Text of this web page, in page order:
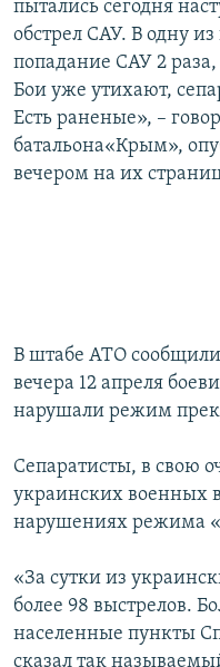
ELIFBE
УКРАИНСКАЯ ПРОБЛЕМА
Все сайты RFE/RL
пытались сегодня
обстрел САУ. В одну
попадание САУ 2
Бои уже утихают,
Есть раненые», –
батальона«Крым»,
вечером на их
В штабе АТО
вечера 12 апреля
нарушали режим
Сепаратисты, в свою
украинских военных
нарушениях режима
«За сутки из
более 98 выстрелов.
населенные пункты
сказал так